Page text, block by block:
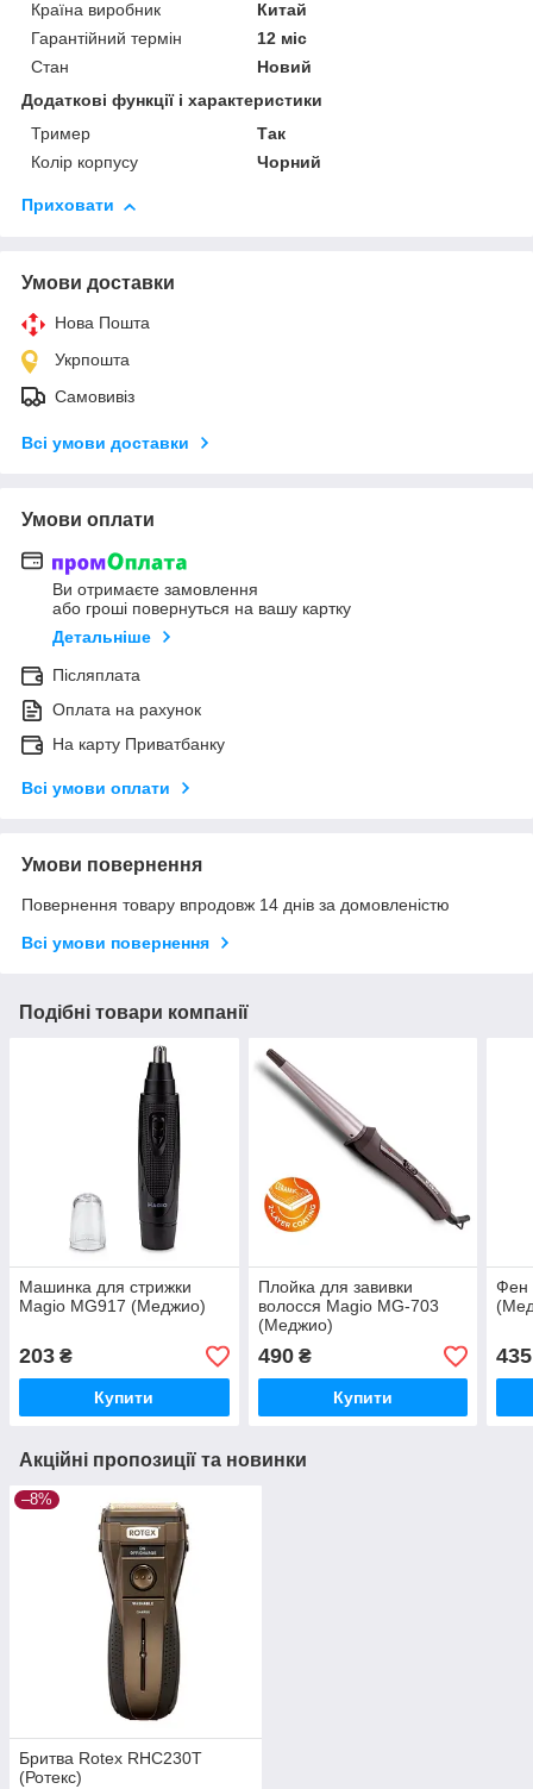
Країна виробник
Китай
Гарантійний термін
12 міс
Стан
Новий
Додаткові функції і характеристики
Тример
Так
Колір корпусу
Чорний
Приховати
Умови доставки
Нова Пошта
Укрпошта
Самовивіз
Всі умови доставки
Умови оплати
Ви отримаєте замовлення
або гроші повернуться на вашу картку
Детальніше
Післяплата
Оплата на рахунок
На карту Приватбанку
Всі умови оплати
Умови повернення
Повернення товару впродовж 14 днів за домовленістю
Всі умови повернення
Подібні товари компанії
Машинка для стрижки
Magio MG917 (Меджио)
203 ₴
Купити
Плойка для завивки
волосся Magio MG-703
(Меджио)
490₴
Купити
Фен
435
Акційні пропозиції та новинки
–8%
Бритва Rotex RHC230T
(Ротекс)